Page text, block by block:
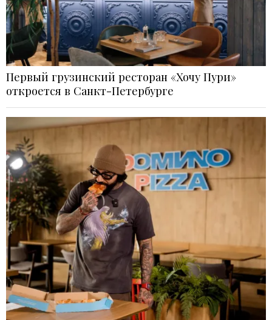
Первый грузинский ресторан «Хочу Пури»
откроется в Санкт-Петербурге